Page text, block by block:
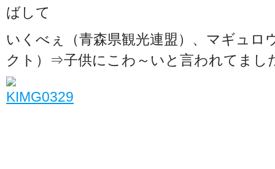
ばして
いくべぇ（青森県観光連盟）、マギュロ
クト）⇒子供にこわ～いと言われてまし